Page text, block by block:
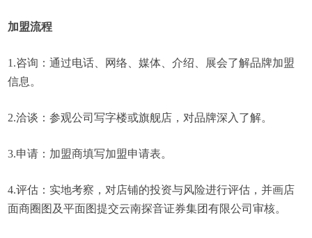
加盟流程
1.咨询：通过电话、网络、媒体、介绍、展会了解品牌加盟
信息。
2.洽谈：参观公司写字楼或旗舰店，对品牌深入了解。
3.申请：加盟商填写加盟申请表。
4.评估：实地考察，对店铺的投资与风险进行评估，并画店
面商圈图及平面图提交云南探音证券集团有限公司审核。